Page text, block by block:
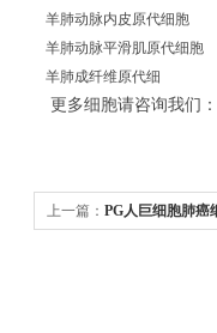
羊肺动脉内皮原代细胞
羊肺动脉平滑肌原代细胞
羊肺成纤维原代细
更多细胞请咨询我们：
上一篇： PG人巨细胞肺癌